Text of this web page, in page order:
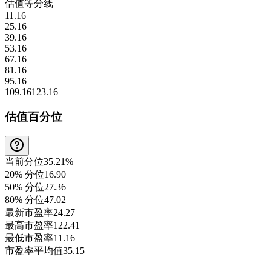
估值等分线
11.16
25.16
39.16
53.16
67.16
81.16
95.16
109.16123.16
估值百分位
当前分位35.21%
20% 分位16.90
50% 分位27.36
80% 分位47.02
最新市盈率24.27
最高市盈率122.41
最低市盈率11.16
市盈率平均值35.15